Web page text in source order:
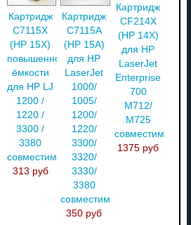
Картридж
C7115X
(HP 15X)
повышенной
ёмкости
для HP LJ
1200 /
1220 /
3300 /
3380
совместимый
313 руб
Картридж
C7115A
(HP 15A)
для HP
LaserJet
1000/
1005/
1200/
1220/
3300/
3320/
3330/
3380
совместимый
350 руб
Картридж
CF214X
(HP 14X)
для HP
LaserJet
Enterprise
700
M712/
M725
совместимый
1375 руб